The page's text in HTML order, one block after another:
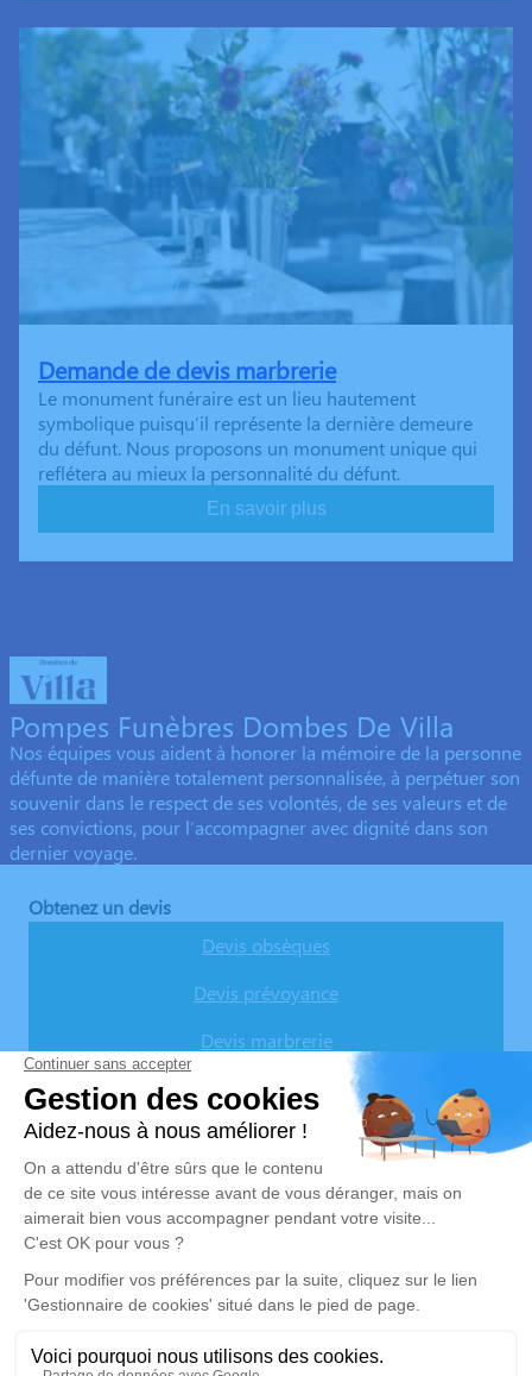
Demande de devis marbrerie
Le monument funéraire est un lieu hautement
symbolique puisqu’il représente la dernière demeure
du défunt. Nous proposons un monument unique qui
reflétera au mieux la personnalité du défunt.
En savoir plus
Pompes Funèbres Dombes De Villa
Nos équipes vous aident à honorer la mémoire de la personne
défunte de manière totalement personnalisée, à perpétuer son
souvenir dans le respect de ses volontés, de ses valeurs et de
ses convictions, pour l’accompagner avec dignité dans son
dernier voyage.
Obtenez un devis
Devis obsèques
Devis prévoyance
Devis marbrerie
Nos agences
(Fermé) Pompes Funèbres De Villa
04 74 88 63 54
pfdombes.devilla@outlook.fr
6 Rue du 1er Août - 38390 - Montalieu-Vercieu
Pompes Funèbres De Villa
04 74 88 63 54
pfdombes.devilla@outlook.fr